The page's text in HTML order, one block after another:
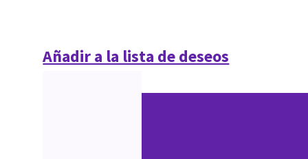
Añadir a la lista de deseos